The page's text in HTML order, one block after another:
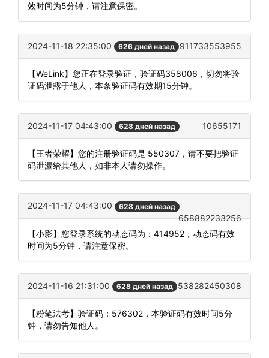
效时间为5分钟，请注意保密。
2024-11-18 22:35:00 626 дней назад 911733553955
【WeLink】您正在登录验证，验证码358006，切勿将验
证码泄露于他人，本条验证码有效期15分钟。
2024-11-17 04:43:00 628 дней назад 10655171
【王者荣耀】您的注册验证码是 550307，请不要把验证
码泄漏给其他人，如非本人请勿操作。
2024-11-17 04:43:00 628 дней назад
658882233256
【小影】您登录系统的动态码为：414952，动态码有效
时间为5分钟，请注意保密。
2024-11-16 21:31:00 628 дней назад 538282450308
【粉笔法考】验证码：576302，本验证码有效时间5分
钟，请勿告知他人。